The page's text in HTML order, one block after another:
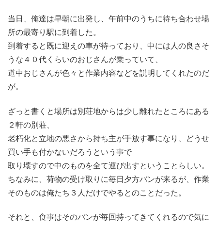
当日、俺達は早朝に出発し、午前中のうちに待ち合わせ場
所の最寄り駅に到着した。
到着すると既に迎えの車が待っており、中には人の良さそ
うな４０代くらいのおじさんが乗っていて、
道中おじさんが色々と作業内容などを説明してくれたのだ
が。
ざっと書くと場所は別荘地からは少し離れたところにある
２軒の別荘、
老朽化と立地の悪さから持ち主が手放す事になり、どうせ
買い手も付かないだろうという事で
取り壊すので中のものを全て運び出すということらしい。
ちなみに、荷物の受け取りに毎日夕方バンが来るが、作業
そのものは俺たち３人だけでやるとのことだった。
それと、食事はそのバンが毎回持ってきてくれるので気に